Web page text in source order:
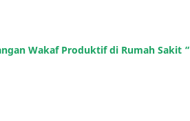
Wakaf Produktif di Rumah Sakit